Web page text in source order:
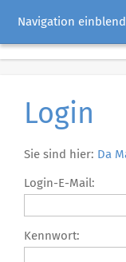
Navigation
Login
Sie sind hier: Da
Login-E-Mail:
Kennwort: